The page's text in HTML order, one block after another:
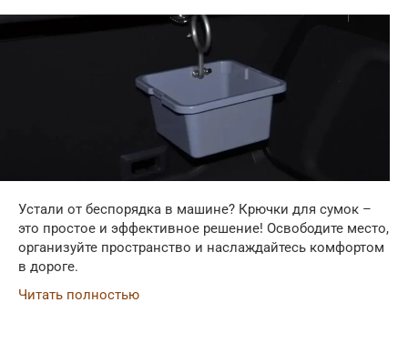
Устали от беспорядка в машине? Крючки для сумок –
это простое и эффективное решение! Освободите место,
организуйте пространство и наслаждайтесь комфортом
в дороге.
Читать полностью